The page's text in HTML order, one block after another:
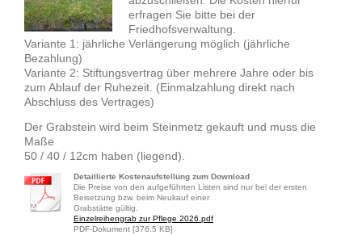
erfragen Sie bitte bei der
Friedhofsverwaltung.
Variante 1: jährliche Verlängerung möglich (jährliche
Bezahlung)
Variante 2: Stiftungsvertrag über mehrere Jahre oder bis
zum Ablauf der Ruhezeit. (Einmalzahlung direkt nach
Abschluss des Vertrages)
Der Grabstein wird beim Steinmetz gekauft und muss die
Maße
50 / 40 / 12cm haben (liegend).
Detaillierte Kostenaufstellung zum Download
Die Preise von den aufgeführten Listen sind nur bei der ersten
Beisetzung bzw. beim Neukauf einer
Grabstätte gültig.
Einzelreihengrab zur Pflege 2026.pdf
PDF-Dokument [376.5 KB]